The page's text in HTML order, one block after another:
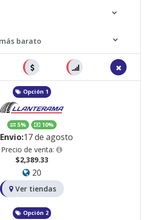
Opción 1
5% 10%
Envio:17 de agosto
Precio de venta:
$2,389.33
20
Ver tiendas
Opción 2